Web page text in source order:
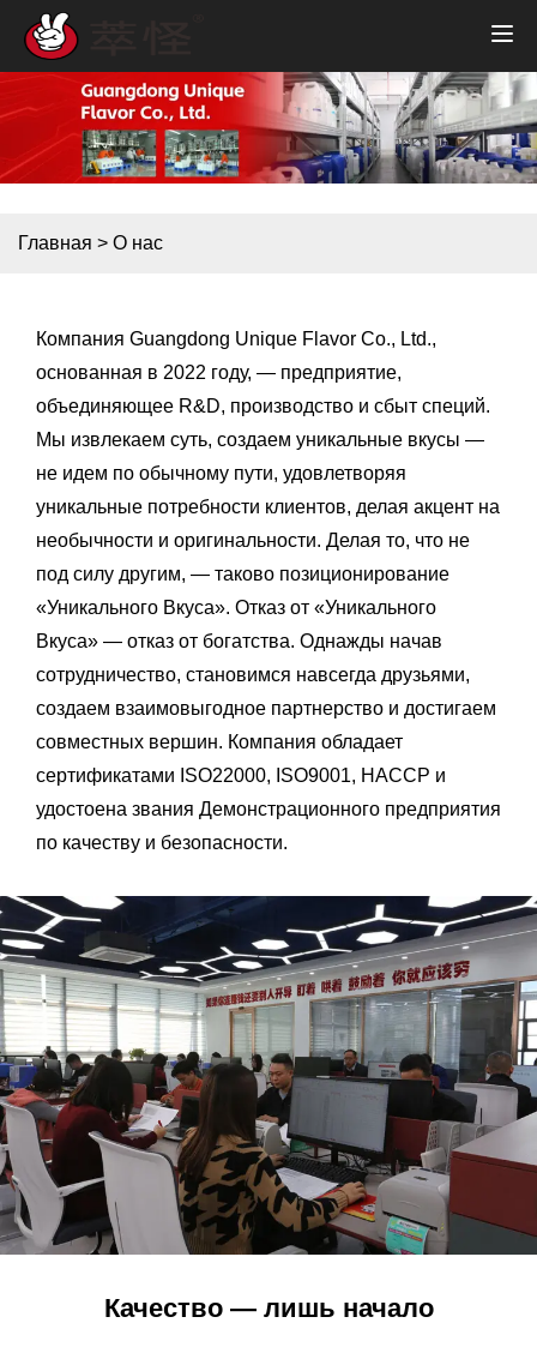
Главная > О нас
Компания Guangdong Unique Flavor Co., Ltd.,
основанная в 2022 году, — предприятие,
объединяющее R&D, производство и сбыт специй.
Мы извлекаем суть, создаем уникальные вкусы —
не идем по обычному пути, удовлетворяя
уникальные потребности клиентов, делая акцент на
необычности и оригинальности. Делая то, что не
под силу другим, — таково позиционирование
«Уникального Вкуса». Отказ от «Уникального
Вкуса» — отказ от богатства. Однажды начав
сотрудничество, становимся навсегда друзьями,
создаем взаимовыгодное партнерство и достигаем
совместных вершин. Компания обладает
сертификатами ISO22000, ISO9001, HACCP и
удостоена звания Демонстрационного предприятия
по качеству и безопасности.
Качество — лишь начало